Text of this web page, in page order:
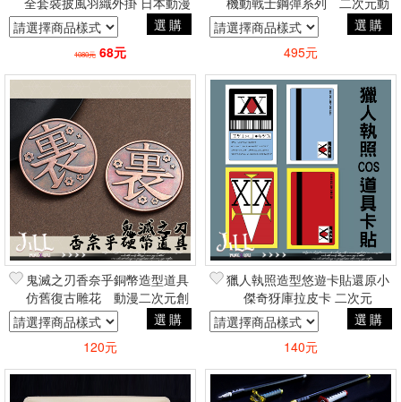
二次元角色扮演
選購
1080元 68元
漫居家周邊
選購
495元
鬼滅之刃香奈乎銅幣造型道具
仿舊復古雕花 動漫二次元創
意COSPLAY周邊選購
120元
獵人執照造型悠遊卡貼還原小
傑奇犽庫拉皮卡 二次元
cosplay動漫周邊 選購
140元